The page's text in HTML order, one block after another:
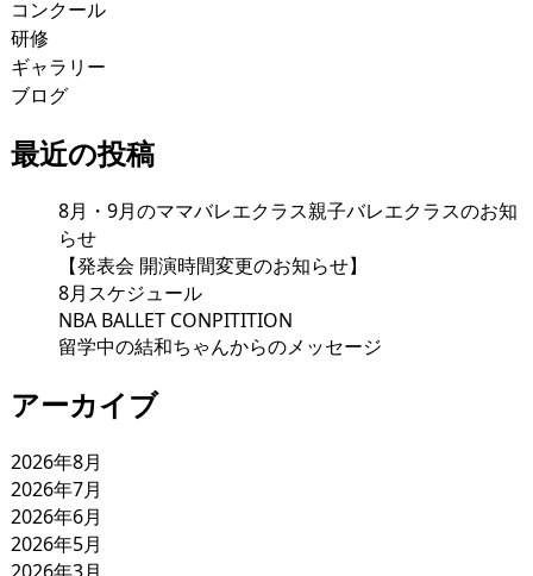
コンクール
研修
ギャラリー
ブログ
最近の投稿
8月・9月のママバレエクラス親子バレエクラスのお知
らせ
【発表会 開演時間変更のお知らせ】
8月スケジュール
NBA BALLET CONPITITION
留学中の結和ちゃんからのメッセージ
アーカイブ
2026年8月
2026年7月
2026年6月
2026年5月